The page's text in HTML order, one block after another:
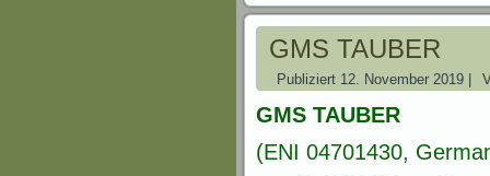
GMS TAUBER
Publiziert 12. November 2019
GMS TAUBER
(ENI 04701430,